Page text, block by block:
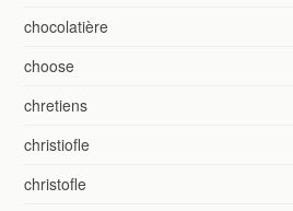
chocolatière
choose
chretiens
christiofle
christofle